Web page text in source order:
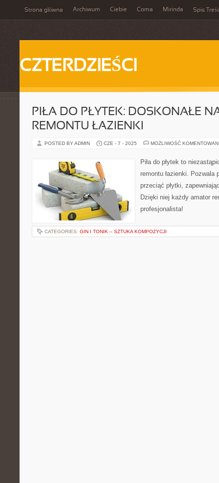
Strona główna Archiwum Ciebie Coma Mirinda Spis
CZTERDZIEŚCI
PIŁA DO PŁYTEK: DOSKONAŁE
REMONTU ŁAZIENKI
POSTED BY ADMIN CZE - 7 - 2025 MOŻLIWOŚĆ
Piła do płytek to
remontu łazienki. Pozwala
przeciąć płytki,
Dzięki niej każdy amator
profesjonalista!
CATEGORIES: GIN I TONIK – SZTUKA KOMPOZYCJI